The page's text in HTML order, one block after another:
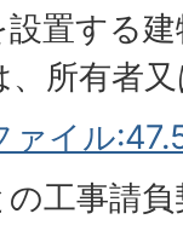
置する
所有者
ァイル
工事請